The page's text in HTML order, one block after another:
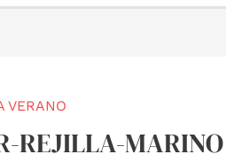
VERANO
REJILLA-MARINO